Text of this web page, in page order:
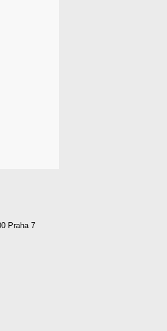
Praha 7